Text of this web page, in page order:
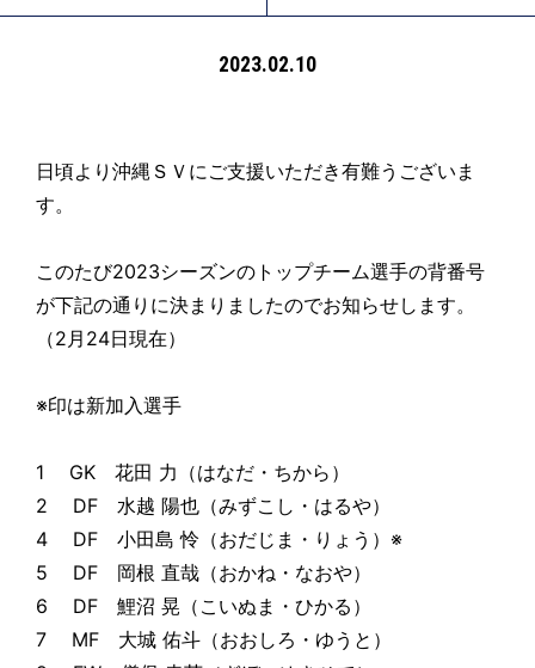
2023.02.10
日頃より沖縄ＳＶにご支援いただき有難うございま
す。
このたび2023シーズンのトップチーム選手の背番号
が下記の通りに決まりましたのでお知らせします。
（2月24日現在）
※印は新加入選手
1 GK 花田 力（はなだ・ちから）
2 DF 水越 陽也（みずこし・はるや）
4 DF 小田島 怜（おだじま・りょう）※
5 DF 岡根 直哉（おかね・なおや）
6 DF 鯉沼 晃（こいぬま・ひかる）
7 MF 大城 佑斗（おおしろ・ゆうと）